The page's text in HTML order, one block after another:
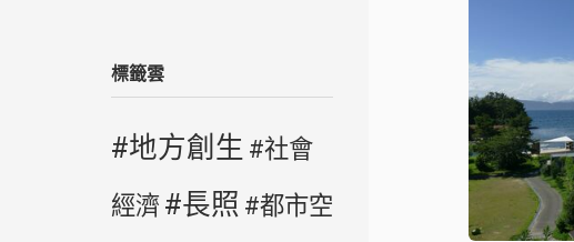
標籤雲
地方創生
社會
經濟
長照
都市空